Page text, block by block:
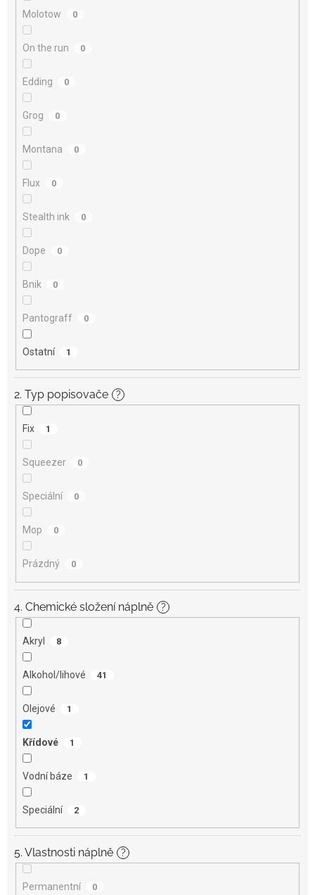
Molotow 0
On the run 0
Edding 0
Grog 0
Montana 0
Flux 0
Stealth ink 0
Dope 0
Bnik 0
Pantograff 0
Ostatní 1
2. Typ popisovače ?
Fix 1
Squeezer 0
Speciální 0
Mop 0
Prázdný 0
4. Chemické složení náplně ?
Akryl 8
Alkohol/lihové 41
Olejové 1
Křídové 1
Vodní báze 1
Speciální 2
5. Vlastnosti náplně ?
Permanentní 0